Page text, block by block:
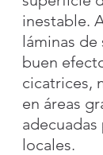
inestable.
láminas
buen
cicatrices,
en áreas
locales.